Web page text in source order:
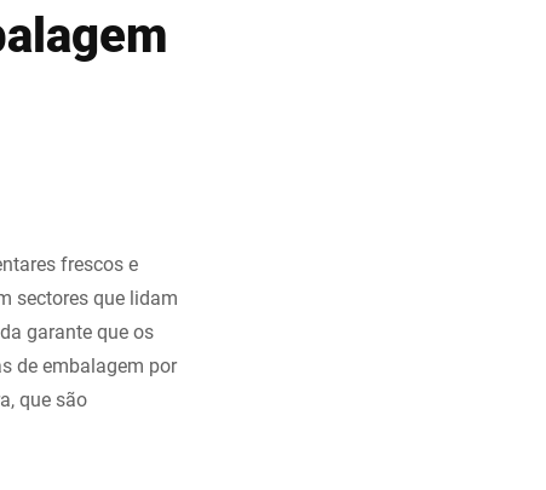
frescos e
sectores que lidam
garante que os
de embalagem por
que são